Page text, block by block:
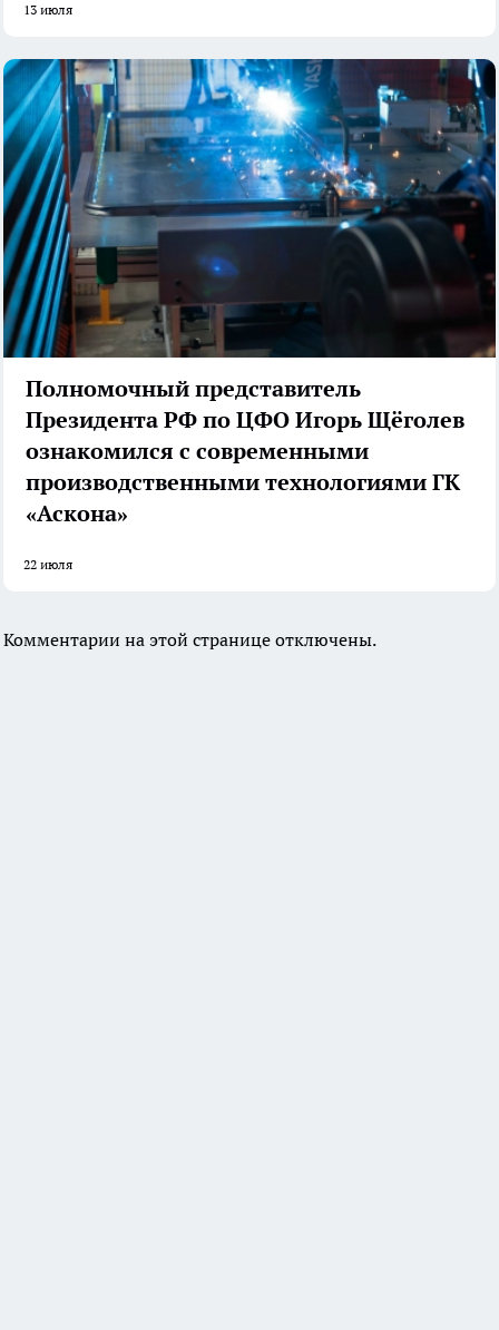
13 июля
Полномочный представитель
Президента РФ по ЦФО Игорь Щёголев
ознакомился с современными
производственными технологиями ГК
«Аскона»
22 июля
Комментарии на этой странице отключены.